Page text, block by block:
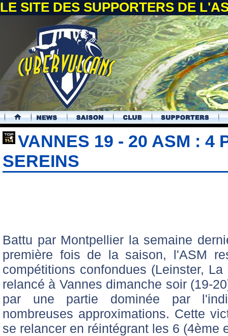
LE SITE DES SUPPORTERS DE
.
VANNES 19 - 20 ASM : 4
SEREINS
Battu par Montpellier la semaine
première fois de la saison, l'ASM
compétitions confondues (Leinster,
relancé à Vannes dimanche soir (19-
par une partie dominée par
nombreuses approximations. Cette
se relancer en réintégrant les 6 (4ème